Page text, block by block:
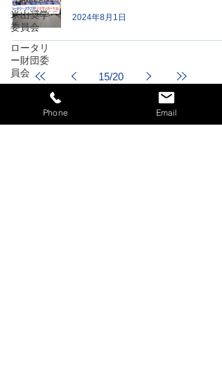
米山奨学
委員会
ロータリ
ー財団委
員会
地区代表
2024年8月1日
15/20
Phone Email